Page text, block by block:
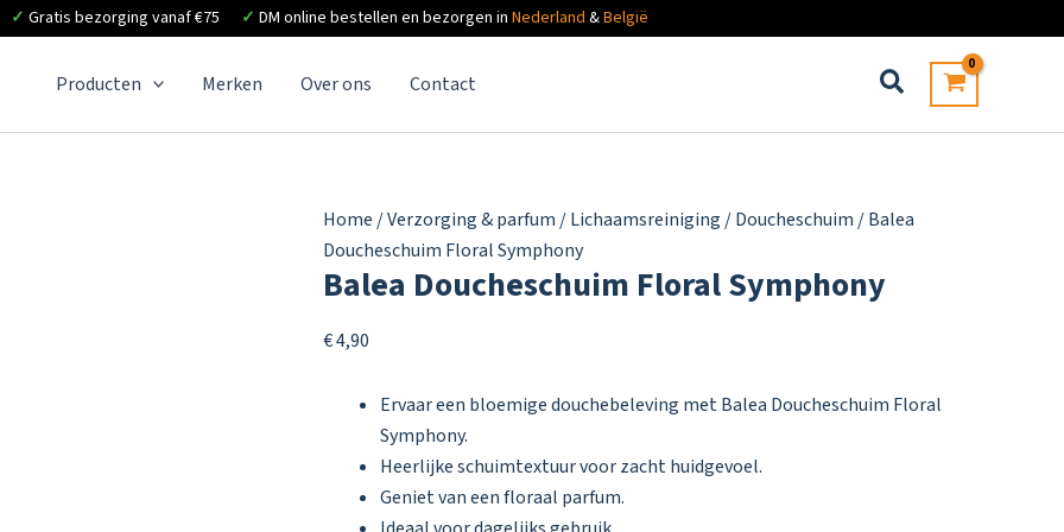
✓ Gratis bezorging vanaf €75 ✓ DM online bestellen en bezorgen in Nederland &België
Producten Merken Over ons Contact
Home /Verzorging & parfum /Lichaamsreiniging /Doucheschuim / Balea
Doucheschuim Floral Symphony
Balea Doucheschuim Floral Symphony
€4,90
Ervaar een bloemige douchebeleving met Balea Doucheschuim Floral
Symphony.
Heerlijke schuimtextuur voor zacht huidgevoel.
Geniet van een floraal parfum.